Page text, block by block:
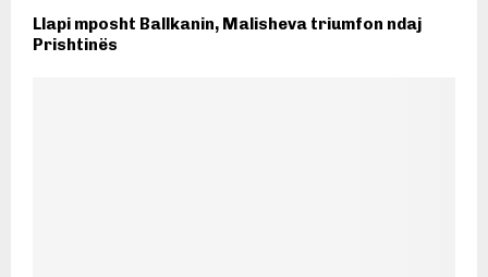
Llapi mposht Ballkanin, Malisheva triumfon ndaj
Prishtinës